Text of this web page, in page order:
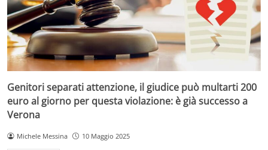
Genitori separati attenzione, il giudice può multarti 200
euro al giorno per questa violazione: è già successo a
Verona
Michele Messina 10 Maggio 2025